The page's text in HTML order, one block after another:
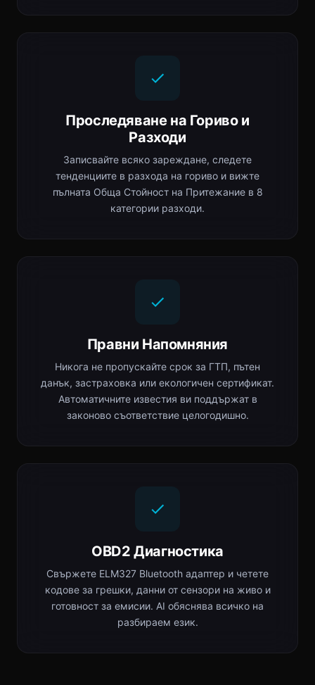
Проследяване на Гориво и
Разходи
Записвайте всяко зареждане, следете
тенденциите в разхода на гориво и вижте
пълната Обща Стойност на Притежание в 8
категории разходи.
Правни Напомняния
Никога не пропускайте срок за ГТП, пътен
данък, застраховка или екологичен сертификат.
Автоматичните известия ви поддържат в
законово съответствие целогодишно.
OBD2 Диагностика
Свържете ELM327 Bluetooth адаптер и четете
кодове за грешки, данни от сензори на живо и
готовност за емисии. AI обяснява всичко на
разбираем език.